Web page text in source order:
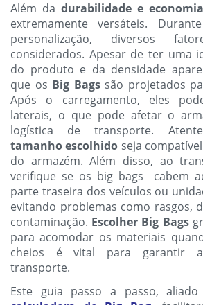
Além da durabilidade e economia
extremamente versáteis.
personalização, diversos
considerados. Apesar de ter uma
do produto e da densidade
que os Big Bagssão projetados
Após o carregamento, eles
laterais, o que pode afetar o
logística de transporte.
tamanhoescolhido seja
do armazém. Além disso, ao
verifique se os big bags cabem
parte traseira dos veículos ou
evitando problemas como rasgos,
contaminação. Escolher Big Bags
para acomodar os materiais
cheios é vital para garantir
transporte.
Este guia passo a passo,